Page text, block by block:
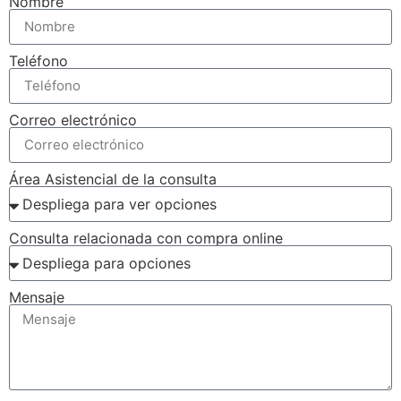
Teléfono
Correo electrónico
Área Asistencial de la consulta
Consulta relacionada con compra online
Mensaje